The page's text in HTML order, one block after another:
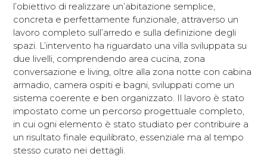
l’obiettivo di realizzare un’abitazione semplice,
concreta e perfettamente funzionale, attraverso un
lavoro completo sull’arredo e sulla definizione degli
spazi. L’intervento ha riguardato una villa sviluppata su
due livelli, comprendendo area cucina, zona
conversazione e living, oltre alla zona notte con cabina
armadio, camera ospiti e bagni, sviluppati come un
sistema coerente e ben organizzato. Il lavoro è stato
impostato come un percorso progettuale completo,
in cui ogni elemento è stato studiato per contribuire a
un risultato finale equilibrato, essenziale ma al tempo
stesso curato nei dettagli.